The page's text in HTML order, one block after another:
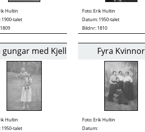
Hultin
1900-talet
Foto:Erik Hultin
Datum: 1950-talet
Bildnr: 1810
gungar med Kjell
Hultin
1950-talet
Fyra Kvinnor
Foto:Erik Hultin
Datum: